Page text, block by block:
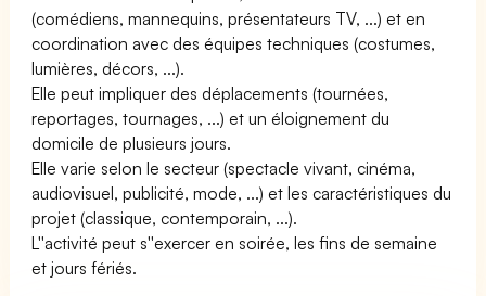
(comédiens, mannequins, présentateurs TV, ...) et en
coordination avec des équipes techniques (costumes,
lumières, décors, ...).
Elle peut impliquer des déplacements (tournées,
reportages, tournages, ...) et un éloignement du
domicile de plusieurs jours.
Elle varie selon le secteur (spectacle vivant, cinéma,
audiovisuel, publicité, mode, ...) et les caractéristiques du
projet (classique, contemporain, ...).
L''activité peut s''exercer en soirée, les fins de semaine
et jours fériés.